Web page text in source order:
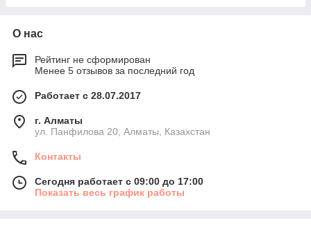
О нас
Рейтинг не сформирован
Менее 5 отзывов за последний год
Работает с 28.07.2017
г. Алматы
ул. Панфилова 20, Алматы, Казахстан
Контакты
Сегодня работает с 09:00 до 17:00
Показать весь график работы